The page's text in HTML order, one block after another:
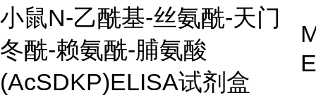
小鼠N-乙酰基-丝氨酰-天门
冬酰-赖氨酰-脯氨酸
(AcSDKP)ELISA试剂盒